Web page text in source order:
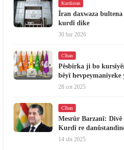
Kurdistan
Îran daxwaza
kurdî dike
30 hzr 2026
Cîhan
Pêsbirka ji bo
bêyî
hilbijartinên Iraqê
28 cot 2025
Cîhan
Mesrûr Barzanî:
Kurdî re
14 sbt 2025